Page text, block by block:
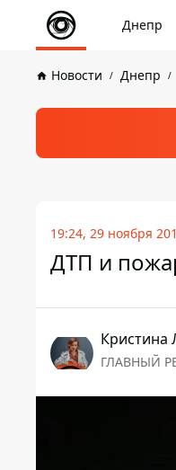
Днепр
Новости Днепр
19:24, 29 ноября
ДТП и
Кристина
ГЛАВНЫЙ